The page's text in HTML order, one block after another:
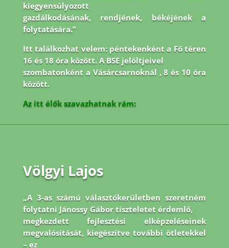
kiegyensúlyozott
gazdálkodásának, rendjének, békéjének a
folytatására.”
Itt találkozhat velem: péntekenként a Fő téren
16 és 18 óra között. A BSE jelöltjeivel
szombatonként a Vásárcsarnoknál , 8 és 10 óra
között.
Az itt élők szavazhatnak rám:
Völgyi Lajos
„A 3-as számú választókerületben szeretném
folytatni Jánossy Gábor tiszteletet érdemlő,
megkezdett fejlesztési elképzeléseinek
megvalósítását, kiegészítve további ötletekkel
– ez